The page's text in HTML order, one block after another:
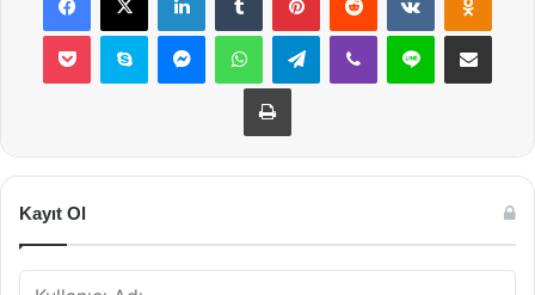
Pocket Skype MessengerWhatsAppTelegramViber Line E-Posta ile
Yazdır
Kayıt Ol